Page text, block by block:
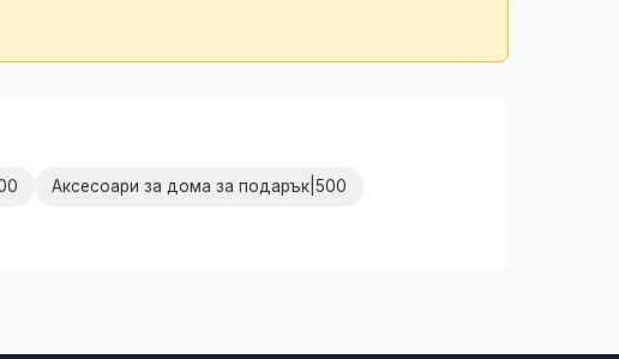
Аксесоари за дома за подарък|500